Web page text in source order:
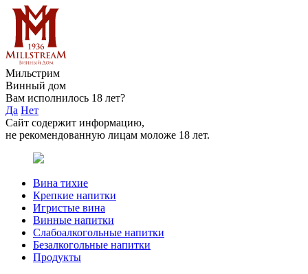
Мильстрим
Винный дом
Вам исполнилось 18 лет?
Да Нет
Сайт содержит информацию,
не рекомендованную лицам моложе 18 лет.
Вина тихие
Крепкие напитки
Игристые вина
Винные напитки
Слабоалкогольные напитки
Безалкогольные напитки
Продукты